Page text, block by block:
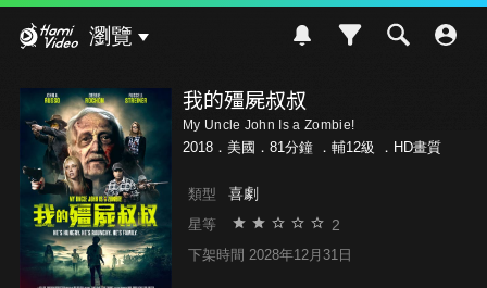
瀏覽
我的殭屍叔叔
My Uncle John Is a Zombie!
2018．美國．81分鐘 ． 輔12級 ．HD畫質
類型 喜劇
星等 2
下架時間 2028年12月31日